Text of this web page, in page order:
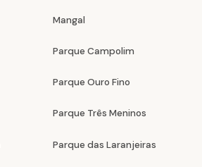
Mangal
Parque Campolim
Parque Ouro Fino
Parque Três Meninos
Parque das Laranjeiras